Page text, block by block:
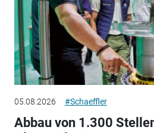
05.08.2026 #Schaeffler
Abbau von 1.300